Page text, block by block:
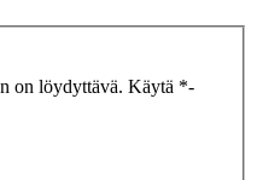
on löydyttävä. Käytä *-